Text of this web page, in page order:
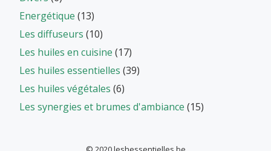
Energétique (13)
Les diffuseurs (10)
Les huiles en cuisine (17)
Les huiles essentielles (39)
Les huiles végétales (6)
Les synergies et brumes d'ambiance (15)